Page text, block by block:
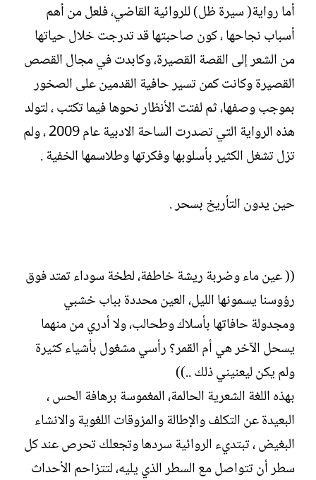
أما رواية( سيرة ظل) للروائية القاضي، فلعل من أهم
أسباب نجاحها ، كون صاحبتها قد تدرجت خلال حياتها
من الشعر إلى القصة القصيرة، وكابدت في مجال القصص
القصيرة وكانت كمن تسير حافية القدمين على الصخور
بموجب وصفها، ثم لفتت الأنظار نحوها فيما تكتب ، لتولد
هذه الرواية التي تصدرت الساحة الادبية عام 2009 ، ولم
تزل تشغل الكثير بأسلوبها وفكرتها وطلاسمها الخفية .
حين يدون التأريخ بسحر .
(( عين ماء وضربة ريشة خاطفة، لطخة سوداء تمتد فوق
رؤوسنا يسمونها الليل، العين محددة بباب خشبي
ومجدولة حافاتها بأسلاك وطحالب، ولا أدري من منهما
يسحل الآخر هي أم القمر؟ رأسي مشغول بأشياء كثيرة
ولم يكن ليعنيني ذلك ..))
بهذه اللغة الشعرية الحالمة، المغموسة برهافة الحس ،
البعيدة عن التكلف والإطالة والمزوقات اللغوية والانشاء
البغيض ، تبتديء الروائية سردها وتجعلك تحرص عند كل
سطر أن تتواصل مع السطر الذي يليه، لتتزاحم الأحداث